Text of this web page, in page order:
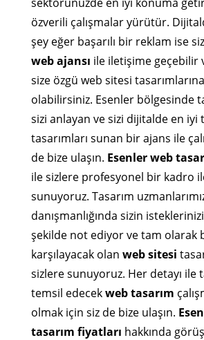
özverili çalışmalar yürütür.
şey eğer başarılı bir reklam ise
web ajansı ile iletişime geçebilir
size özgü web sitesi
olabilirsiniz. Esenler bölgesinde
sizi anlayan ve sizi dijitalde en iyi
tasarımları sunan bir ajans ile
de bize ulaşın. Esenler web
ile sizlere profesyonel bir kadro
sunuyoruz. Tasarım
danışmanlığında sizin
şekilde not ediyor ve tam olarak
karşılayacak olan web sitesi
sizlere sunuyoruz. Her detayı ile
temsil edecekweb tasarım
olmak için siz de bize ulaşın.
tasarım fiyatları hakkında